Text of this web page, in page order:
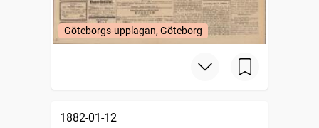
Göteborgs-upplagan, Göteborg
1882-01-12